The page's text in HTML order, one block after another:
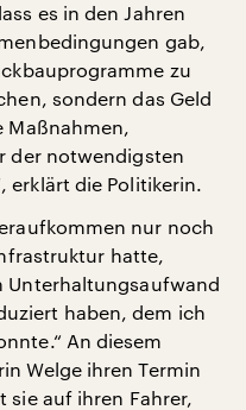
es in den Jahren
gab,
zu
sondern das Geld
Maßnahmen,
der notwendigsten
erklärt die Politikerin.
nur noch
hatte,
Unterhaltungsaufwand
haben, dem ich
An diesem
Welge ihren Termin
sie auf ihren Fahrer,